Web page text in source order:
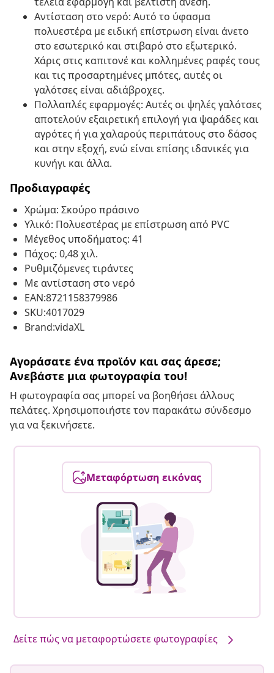
Αντίσταση στο νερό: Αυτό το ύφασμα
πολυεστέρα με ειδική επίστρωση είναι άνετο
στο εσωτερικό και στιβαρό στο εξωτερικό.
Χάρις στις καπιτονέ και κολλημένες ραφές τους
και τις προσαρτημένες μπότες, αυτές οι
γαλότσες είναι αδιάβροχες.
Πολλαπλές εφαρμογές: Αυτές οι ψηλές γαλότσες
αποτελούν εξαιρετική επιλογή για ψαράδες και
αγρότες ή για χαλαρούς περιπάτους στο δάσος
και στην εξοχή, ενώ είναι επίσης ιδανικές για
κυνήγι και άλλα.
Προδιαγραφές
Χρώμα: Σκούρο πράσινο
Υλικό: Πολυεστέρας με επίστρωση από PVC
Μέγεθος υποδήματος: 41
Πάχος: 0,48 χιλ.
Ρυθμιζόμενες τιράντες
Με αντίσταση στο νερό
EAN:8721158379986
SKU:4017029
Brand:vidaXL
Αγοράσατε ένα προϊόν και σας άρεσε;
Ανεβάστε μια φωτογραφία του!
Η φωτογραφία σας μπορεί να βοηθήσει άλλους
πελάτες. Χρησιμοποιήστε τον παρακάτω σύνδεσμο
για να ξεκινήσετε.
Μεταφόρτωση εικόνας
Δείτε πώς να μεταφορτώσετε φωτογραφίες